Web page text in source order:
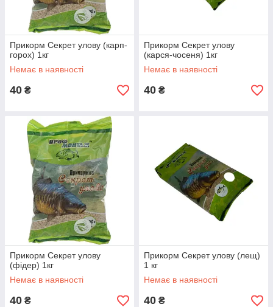
Прикорм Секрет улову (карп-
горох) 1кг
Немає в наявності
40 ₴
Прикорм Секрет улову
(карся-чосеня) 1кг
Немає в наявності
40 ₴
Прикорм Секрет улову
(фідер) 1кг
Немає в наявності
40 ₴
Прикорм Секрет улову (лещ)
1 кг
Немає в наявності
40 ₴